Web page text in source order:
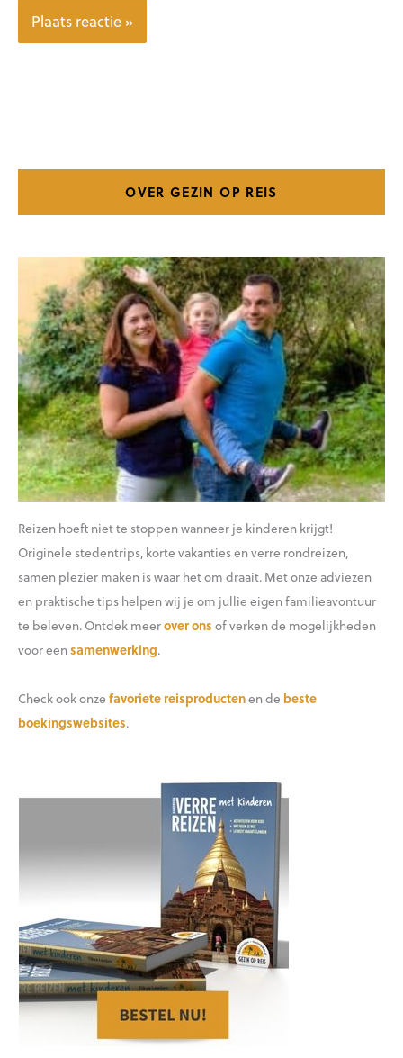
OVER GEZIN OP REIS
Reizen hoeft niet te stoppen wanneer je kinderen krijgt!
Originele stedentrips, korte vakanties en verre rondreizen,
samen plezier maken is waar het om draait. Met onze adviezen
en praktische tips helpen wij je om jullie eigen familieavontuur
te beleven. Ontdek meerover onsof verken de mogelijkheden
voor eensamenwerking.
Check ook onzefavoriete reisproductenen de beste
boekingswebsites.